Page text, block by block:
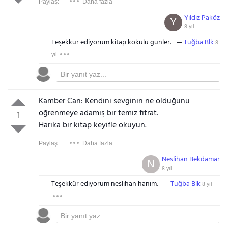
Paylaş: Daha fazla
Yıldız Paköz
8 yıl
Y
Teşekkür ediyorum kitap kokulu günler. Tuğba Blk 8
yıl
1
Kamber Can: Kendini sevginin ne olduğunu
öğrenmeye adamış bir temiz fıtrat.
Harika bir kitap keyifle okuyun.
Paylaş: Daha fazla
Neslihan Bekdamar
8 yıl
N
Teşekkür ediyorum neslihan hanım. Tuğba Blk 8 yıl